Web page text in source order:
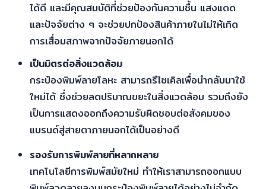
ได้ดี และมีคุณสมบัติที่ช่วยป้องกันความชื้น แสงแดด
และปัจจัยต่าง ๆ จะช่วยปกป้องสินค้าภายในไม่ให้เกิด
การเสื่อมสภาพจากปัจจัยภายนอกได้
เป็นมิตรต่อสิ่งแวดล้อม
กระป๋องพิมพ์ลายโลหะ สามารถรีไซเคิลเพื่อนำกลับมาใช้
ใหม่ได้ ซึ่งช่วยลดปริมาณขยะในสิ่งแวดล้อม รวมถึงยัง
เป็นการแสดงออกถึงความรับผิดชอบต่อสังคมของ
แบรนด์สู่สายตาภายนอกได้เป็นอย่างดี
รองรับการพิมพ์ลายที่หลากหลาย
เทคโนโลยีการพิมพ์สมัยใหม่ ทำให้เราสามารถออกแบบ